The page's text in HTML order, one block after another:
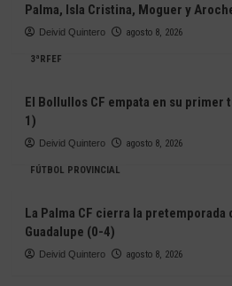
Palma, Isla Cristina, Moguer y
Deivid Quintero agosto 8, 2026
3ªRFEF
El Bollullos CF empata en su primer
1)
Deivid Quintero agosto 8, 2026
FÚTBOL PROVINCIAL
La Palma CF cierra la
Guadalupe (0-4)
Deivid Quintero agosto 8, 2026